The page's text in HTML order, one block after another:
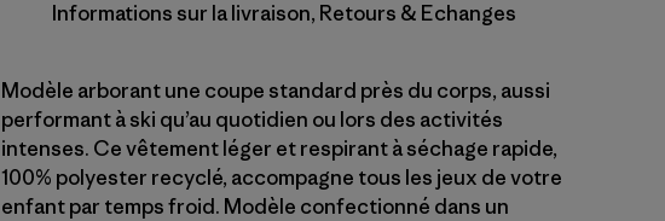
Informations sur la livraison, Retours & Echanges
Modèle arborant une coupe standard près du corps, aussi
performant à ski qu’au quotidien ou lors des activités
intenses. Ce vêtement léger et respirant à séchage rapide,
100% polyester recyclé, accompagne tous les jeux de votre
enfant par temps froid. Modèle confectionné dans un